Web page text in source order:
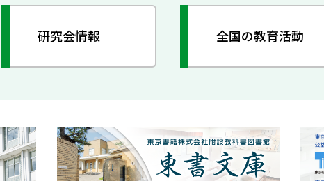
研究会情報 全国の教育活動